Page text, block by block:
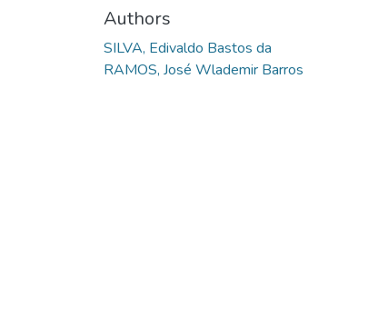
Authors
SILVA, Edivaldo Bastos da
RAMOS, José Wlademir Barros